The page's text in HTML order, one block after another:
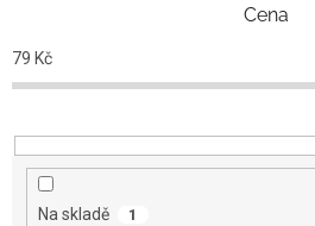
p
r
o
u
Cena
79 Kč
Na skladě 1